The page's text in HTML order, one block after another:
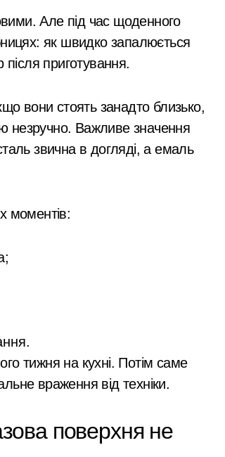
агресії
26 тисяч доларів»
з Агентством відновлення
щодо заборони руху поїздів під
в Пущі-Водиці виявили бруд, плісняву
близько 30 втомлених
своє місце в столиці та яку підтримку
call-центр, що ошукав чеських
на 6%: причини побоювань
напали на прикордонника під
настройка
Але під час щоденного
як швидко запалюється
приготування.
вони стоять занадто близько,
незручно. Важливе значення
звична в догляді, а емаль
моментів:
тижня на кухні. Потім саме
враження від техніки.
поверхня не